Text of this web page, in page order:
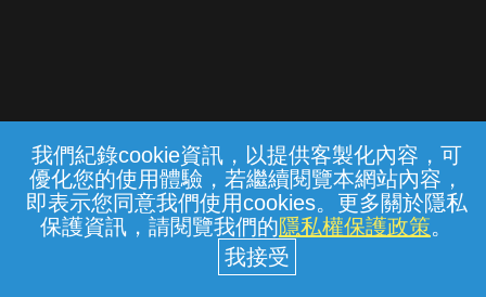
我們紀錄cookie資訊，以提供客製化內容，可
優化您的使用體驗，若繼續閱覽本網站內容，
即表示您同意我們使用cookies。更多關於隱私
保護資訊，請閱覽我們的隱私權保護政策。
常見問題 線上客服 服務條款 隱私權保護
中華電信股份有限公司個人家庭分公司
(統一編號：96979949) © 2026
{{notifyMsg}}